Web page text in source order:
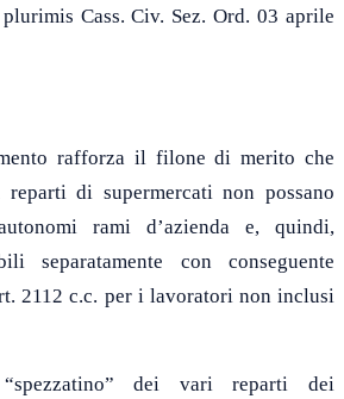
Cass. Civ. Sez. Ord. 03 aprile
rafforza il filone di merito che
di supermercati non possano
rami d’azienda e, quindi,
separatamente con conseguente
2112 c.c. per i lavoratori non inclusi
dei vari reparti dei